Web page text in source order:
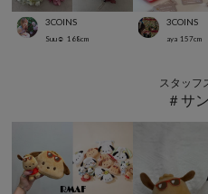
3COINS
Suu☺︎ 168cm
3COINS
aya 157cm
スタッフ
＃サ